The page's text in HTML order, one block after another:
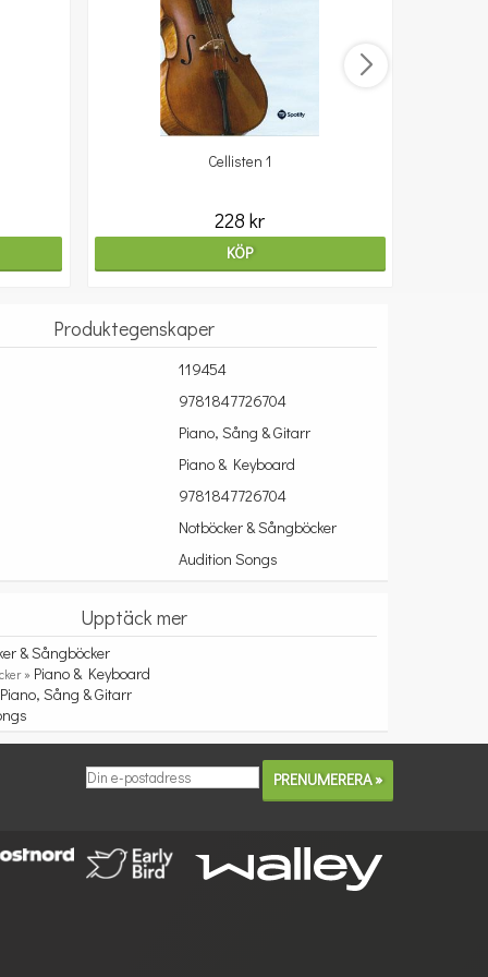
Cellisten 1
228 kr
KÖP
Produktegenskaper
119454
9781847726704
Piano, Sång & Gitarr
Piano & Keyboard
9781847726704
Notböcker & Sångböcker
Audition Songs
Upptäck mer
& Sångböcker
» Piano & Keyboard
Piano, Sång & Gitarr